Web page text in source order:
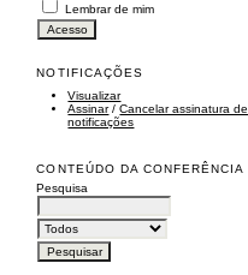
Lembrar de mim
NOTIFICAÇÕES
Visualizar
Assinar/Cancelar assinatura de
notificações
CONTEÚDO DA CONFERÊNCIA
Pesquisa